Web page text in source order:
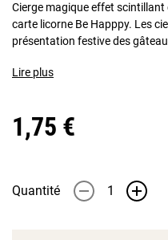
Cierge magique effet scintillant
carte licorne Be Happpy. Les
présentation festive des
Lire plus
1,75 €
Quantité - +